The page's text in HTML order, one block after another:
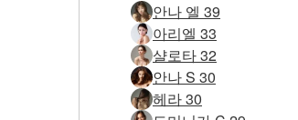
안나 엘 39
아리엘 33
샬로타 32
안나 S 30
헤라 30